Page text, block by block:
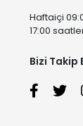
Haftaiçi
17:00
Bizi Takip